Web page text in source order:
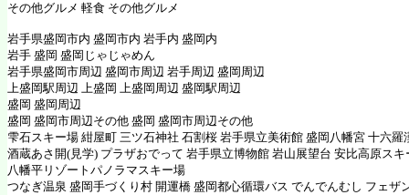
その他グルメ 軽食 その他グルメ
岩手県盛岡市内 盛岡市内 岩手内 盛岡内
岩手 盛岡 盛岡じゃじゃめん
岩手県盛岡市周辺 盛岡市周辺 岩手周辺 盛岡周辺
上盛岡駅周辺 上盛岡 上盛岡周辺 盛岡駅周辺
盛岡 盛岡周辺
盛岡 盛岡市周辺その他 盛岡 盛岡市周辺その他
雫石スキー場 紺屋町 三ツ石神社 石割桜 岩手県立美術館 盛岡八幡宮 十六羅
酒蔵あさ開(見学) プラザおでって 岩手県立博物館 岩山展望台 安比高原スキ
八幡平リゾートパノラマスキー場
つなぎ温泉 盛岡手づくり村 開運橋 盛岡都心循環バス でんでんむし フェザ